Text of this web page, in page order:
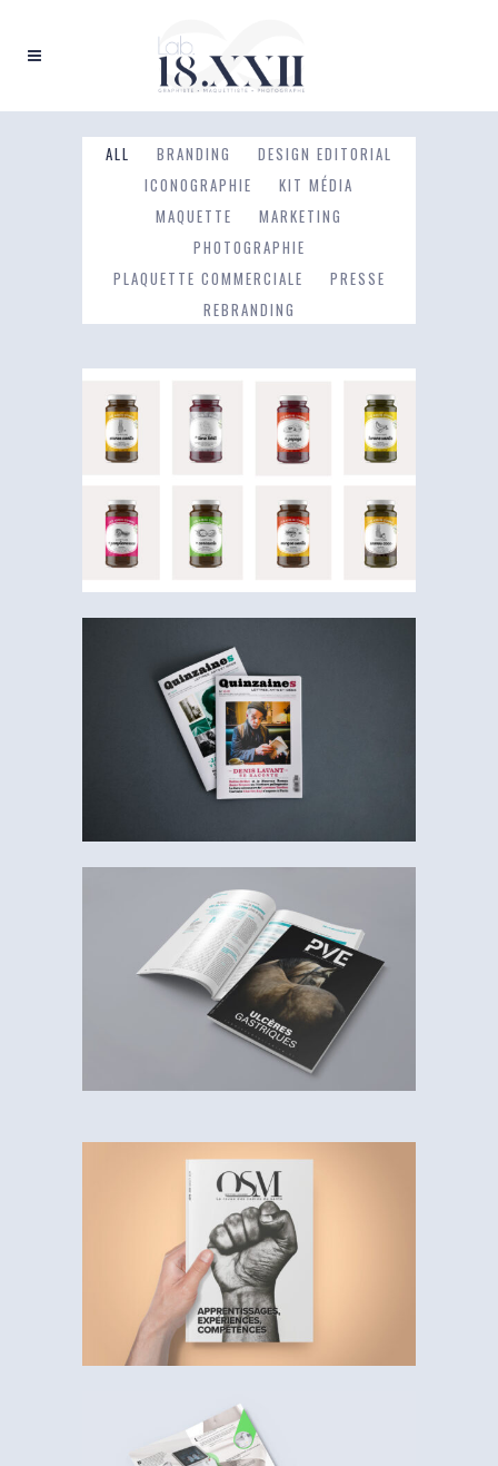
ALL BRANDING
DESIGN EDITORIAL
ICONOGRAPHIE
KIT MÉDIA
MAQUETTE
MARKETING
PHOTOGRAPHIE
PLAQUETTE COMMERCIALE
PRESSE
REBRANDING